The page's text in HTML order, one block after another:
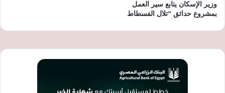
وزير الإسكان يتابع سير العمل
بمشروع حدائق “تلال الفسطاط